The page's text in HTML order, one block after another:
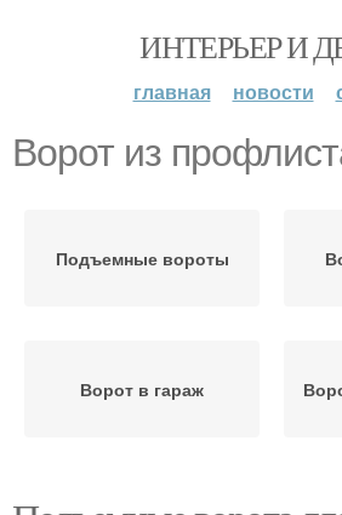
ИНТЕРЬЕР И
главная новости
Ворот из
Подъемные вороты
Ворот в гараж